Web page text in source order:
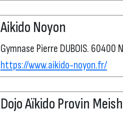
Aikido Noyon
Gymnase Pierre DUBOIS. 60400
https://www.aikido-noyon.fr/
Dojo Aïkido Provin